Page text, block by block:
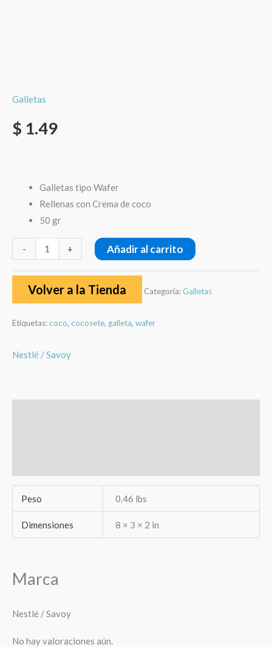
Galletas
$ 1.49
Galletas tipo Wafer
Rellenas con Crema de coco
50 gr
- + Añadir al carrito
Volver a la Tienda Categoría:Galletas
Etiquetas:coco, cocosete, galleta, wafer
Nestlé / Savoy
Peso 0.46 lbs
Dimensiones 8 × 3 × 2 in
Marca
Nestlé / Savoy
No hay valoraciones aún.